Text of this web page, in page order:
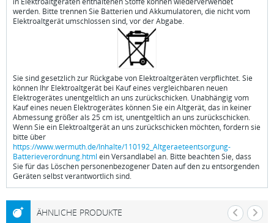
werden. Bitte trennen Sie Batterien und Akkumulatoren, die nicht vom
Elektroaltgerät umschlossen sind, vor der Abgabe.
Sie sind gesetzlich zur Rückgabe von Elektroaltgeräten verpflichtet. Sie
können Ihr Elektroaltgerät bei Kauf eines vergleichbaren neuen
Elektrogerätes unentgeltlich an uns zurückschicken. Unabhängig vom
Kauf eines neuen Elektrogerätes können Sie ein Altgerät, das in keiner
Abmessung größer als 25 cm ist, unentgeltlich an uns zurückschicken.
Wenn Sie ein Elektroaltgerät an uns zurückschicken möchten, fordern sie
bitte über
https://www.wermuth.de/Inhalte/110192_Altgeraeteentsorgung-
Batterieverordnung.html ein Versandlabel an. Bitte beachten Sie, dass
Sie für das Löschen personenbezogener Daten auf den zu entsorgenden
Geräten selbst verantwortlich sind.
ÄHNLICHE PRODUKTE